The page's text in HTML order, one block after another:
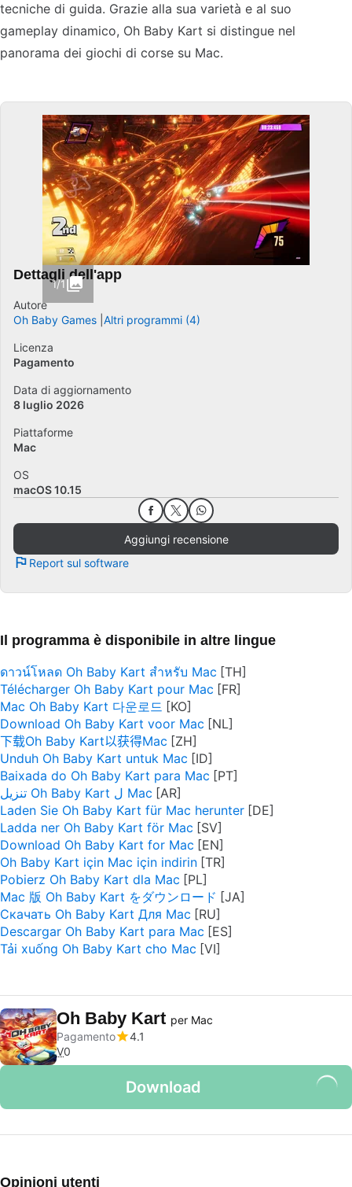
tecniche di guida. Grazie alla sua varietà e al suo
gameplay dinamico, Oh Baby Kart si distingue nel
panorama dei giochi di corse su Mac.
1/1
Dettagli dell'app
Autore
Oh Baby Games Altri programmi (4)
Licenza
Pagamento
Data di aggiornamento
8 luglio 2026
Piattaforme
Mac
OS
macOS 10.15
Aggiungi recensione
Report sul software
Il programma è disponibile in altre lingue
ดาวน์โหลด Oh Baby Kart สำหรับ Mac
Télécharger Oh Baby Kart pour Mac
Mac Oh Baby Kart 다운로드
Download Oh Baby Kart voor Mac
下载Oh Baby Kart以获得Mac
Unduh Oh Baby Kart untuk Mac
Baixada do Oh Baby Kart para Mac
تنزيل Oh Baby Kart ل Mac
Laden Sie Oh Baby Kart für Mac herunter
Ladda ner Oh Baby Kart för Mac
Download Oh Baby Kart for Mac
Oh Baby Kart için Mac için indirin
Pobierz Oh Baby Kart dla Mac
Mac 版 Oh Baby Kart をダウンロード
Скачать Oh Baby Kart Для Mac
Descargar Oh Baby Kart para Mac
Tải xuống Oh Baby Kart cho Mac
Oh Baby Kart per Mac
Pagamento
4.1
V0
Download
Opinioni utenti